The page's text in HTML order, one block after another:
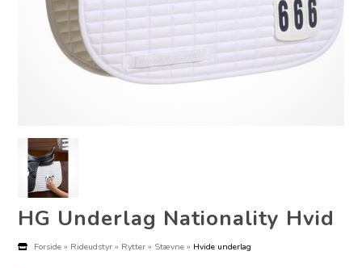
HG Underlag Nationality Hvid
Forside » Rideudstyr » Rytter » Stævne » Hvide underlag